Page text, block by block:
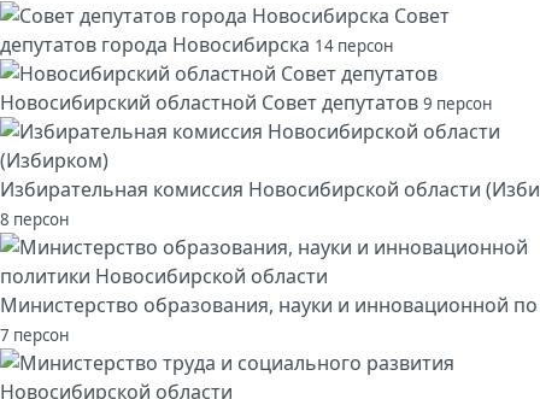
Совет
депутатов города Новосибирска 14 персон
Новосибирский областной Совет депутатов 9 персон
Избирательная комиссия Новосибирской области (Изби
8 персон
Министерство образования, науки и инновационной по
7 персон